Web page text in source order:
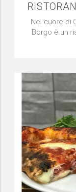
Nel cuore di
Borgo è un